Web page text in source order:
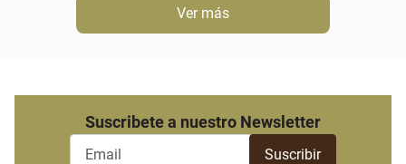
Ver más
Suscribete a nuestro Newsletter